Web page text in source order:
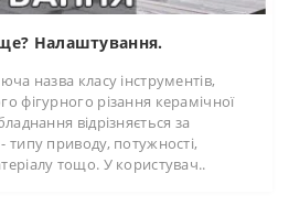
Налаштування.
назва класу інструментів,
фігурного різання керамічної
відрізняється за
приводу, потужності,
тощо. У користувач..